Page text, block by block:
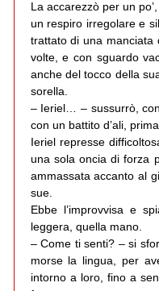
La accarezzò per un
un respiro irregolare e
trattato di una manciata
volte, e con sguardo
anche del tocco della
sorella.
– Ieriel… – sussurrò,
con un battito d’ali,
Ieriel represse
una sola oncia di forza
ammassata accanto al
sue.
Ebbe l’improvvisa e
leggera, quella mano.
– Come ti senti? – si
morse la lingua, per
intorno a loro, fino a